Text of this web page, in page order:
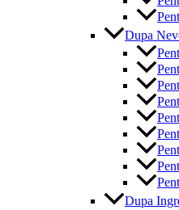
Dupa
Dupa